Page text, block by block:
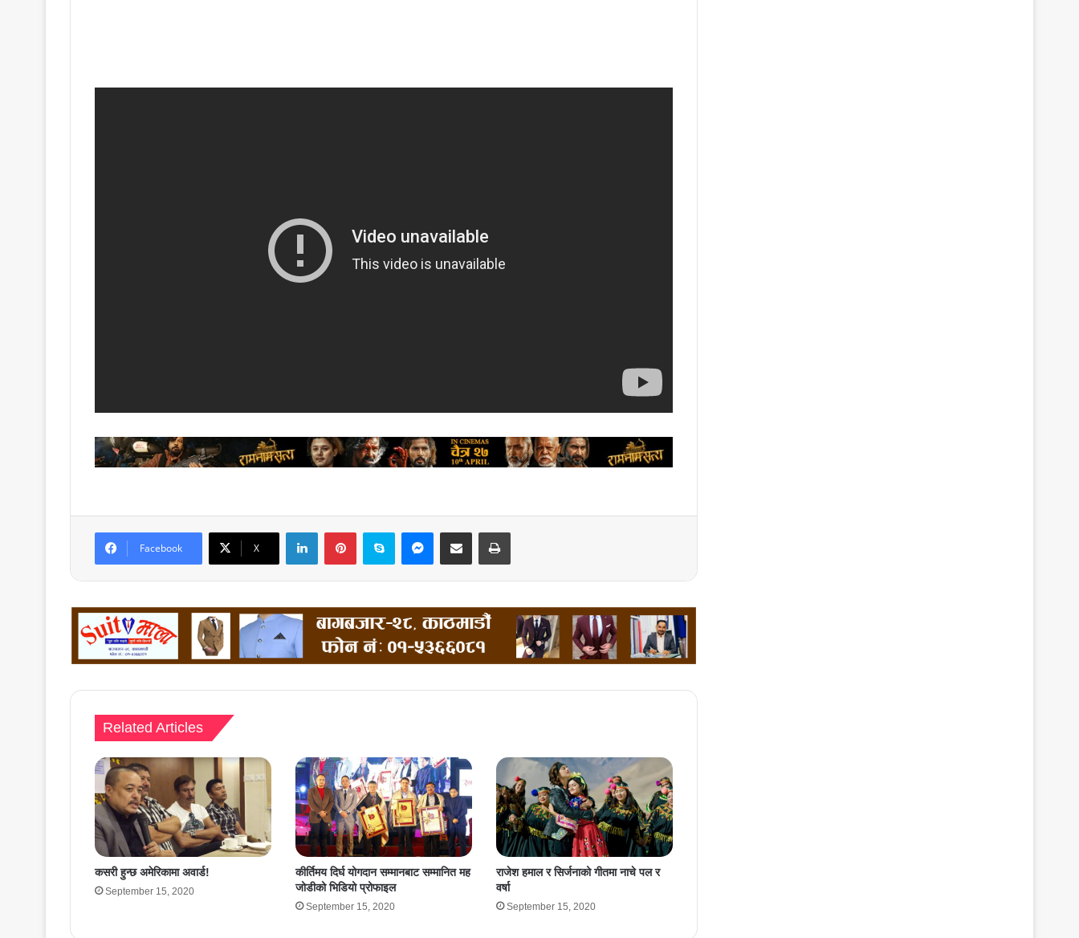
Facebook X
LinkedInPinterestSkype MessengerShare via Email Print
Related Articles
कसरी हुन्छ अमेरिकामा अवार्ड!
September 15, 2020
कीर्तिमय दिर्घ योगदान सम्मानबाट सम्मानित मह
जोडीको भिडियो प्रोफाइल
September 15, 2020
राजेश हमाल र सिर्जनाको गीतमा नाचे पल र
वर्षा
September 15, 2020